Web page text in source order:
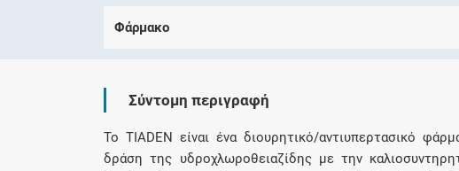
Φάρμακο
Σύντομη περιγραφή
Το TIADEN είναι ένα διουρητικό/αντιυπερτασικό
δράση της υδροχλωροθειαζίδης με την